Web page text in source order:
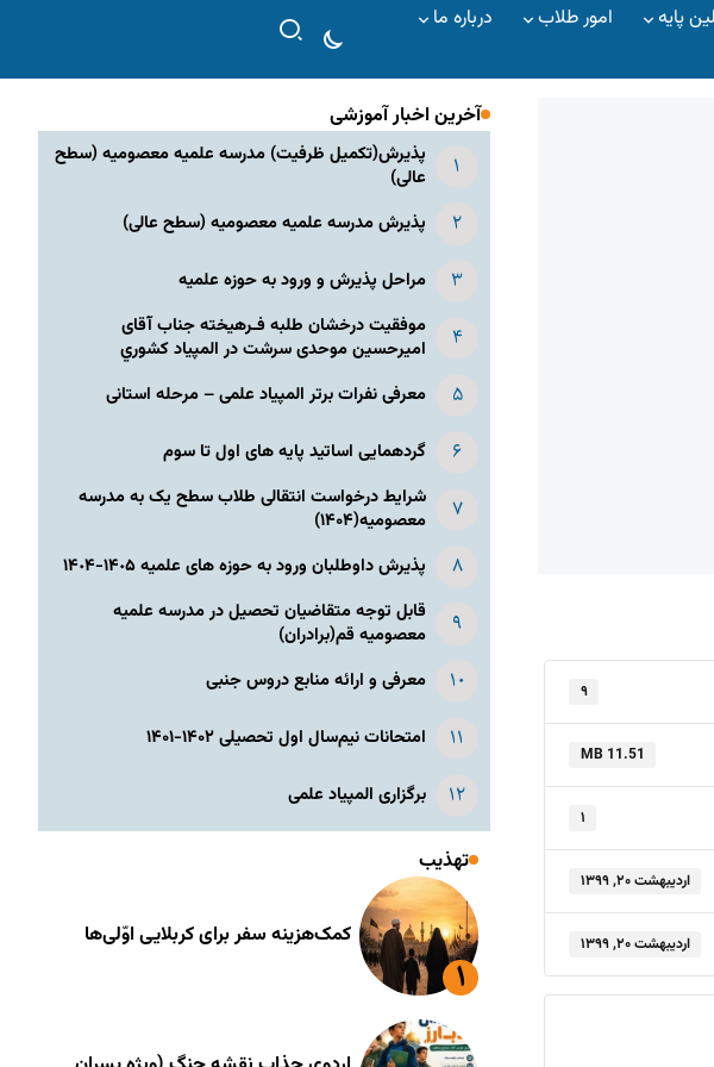
پایه امور طلاب درباره ما
۹
11.51 MB
۱
اردیبهشت ۲۰, ۱۳۹۹
اردیبهشت ۲۰, ۱۳۹۹
آخرین اخبار آموزشی
پذیرش(تکمیل ظرفیت) مدرسه علمیه معصومیه‌ (سطح
عالی)
پذیرش مدرسه علمیه معصومیه‌ (سطح عالی)
مراحل پذیرش و ورود به حوزه علمیه
موفقیت درخشان طلبه فـرهیخته جناب آقای
امیرحسین موحدی سرشت در المپياد كشوري
معرفی نفرات برتر المپیاد علمی – مرحله استانی
گردهمایی اساتید پایه های اول تا سوم
شرایط درخواست انتقالی طلاب سطح یک به مدرسه
معصومیه(۱۴۰۴)
پذیرش داوطلبان ورود به حوزه های علمیه ١۴٠۵-١۴٠۴
قابل توجه متقاضیان تحصیل در مدرسه علمیه
معصومیه قم(برادران)
معرفی و ارائه منابع دروس جنبی
امتحانات نیم‌سال اول تحصیلی ۱۴۰۲-۱۴۰۱
برگزاری المپیاد علمی
تهذیب
کمک‌هزینه سفر برای کربلایی اوّلی‌ها